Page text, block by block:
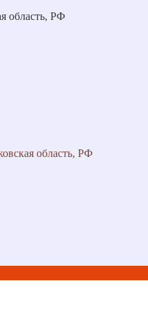
область, РФ
область, РФ